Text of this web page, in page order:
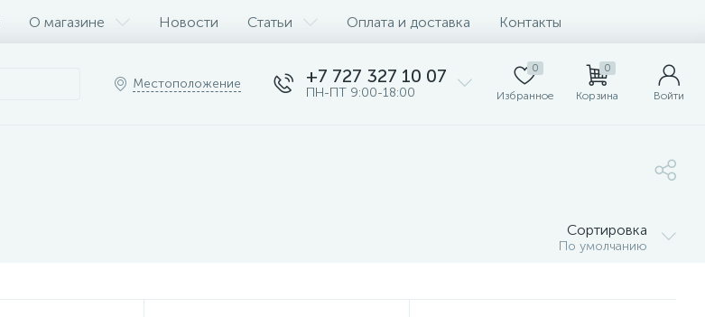
О магазине Новости Статьи Оплата и доставка Контакты
Местоположение +7 727 327 10 07
ПН-ПТ 9:00-18:00
0
Избранное
0
Корзина Войти
Сортировка
По умолчанию